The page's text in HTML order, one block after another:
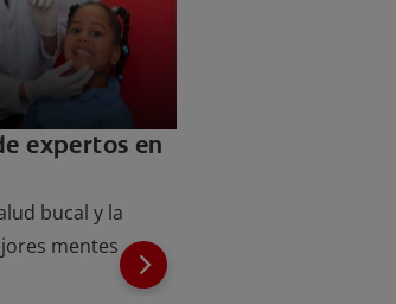
expertos en
bucal y la
mentes